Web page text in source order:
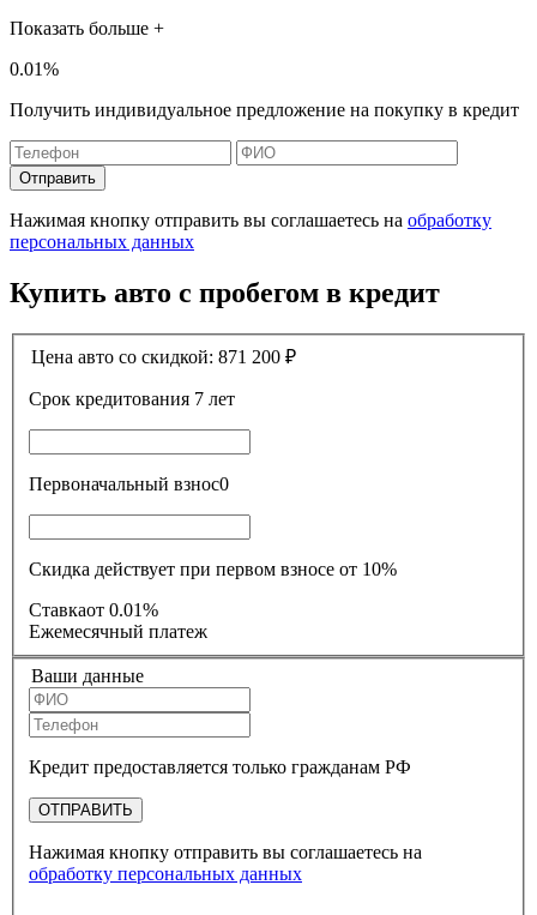
Показать больше +
0.01%
Получить индивидуальное предложение на покупку в кредит
Отправить
Нажимая кнопку отправить вы соглашаетесь на обработку
персональных данных
Купить авто с пробегом в кредит
Цена авто со скидкой: 871 200 ₽
Срок кредитования 7 лет
Первоначальный взнос0
Скидка действует при первом взносе от 10%
Ставкаот 0.01%
Ежемесячный платеж
Ваши данные
Кредит предоставляется только гражданам РФ
ОТПРАВИТЬ
Нажимая кнопку отправить вы соглашаетесь на
обработку персональных данных